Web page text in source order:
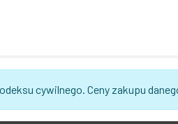
cywilnego. Ceny zakupu